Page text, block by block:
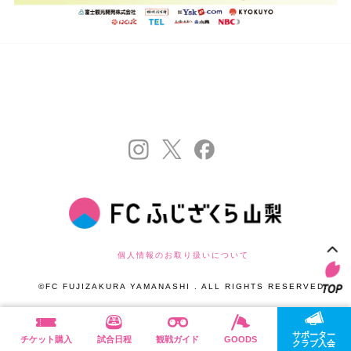
個人情報のお取り扱いについて
©FC FUJIZAKURA YAMANASHI . ALL RIGHTS RESERVED.
チケット購入 試合日程 観戦ガイド GOODS
サポーター
クラブ入会